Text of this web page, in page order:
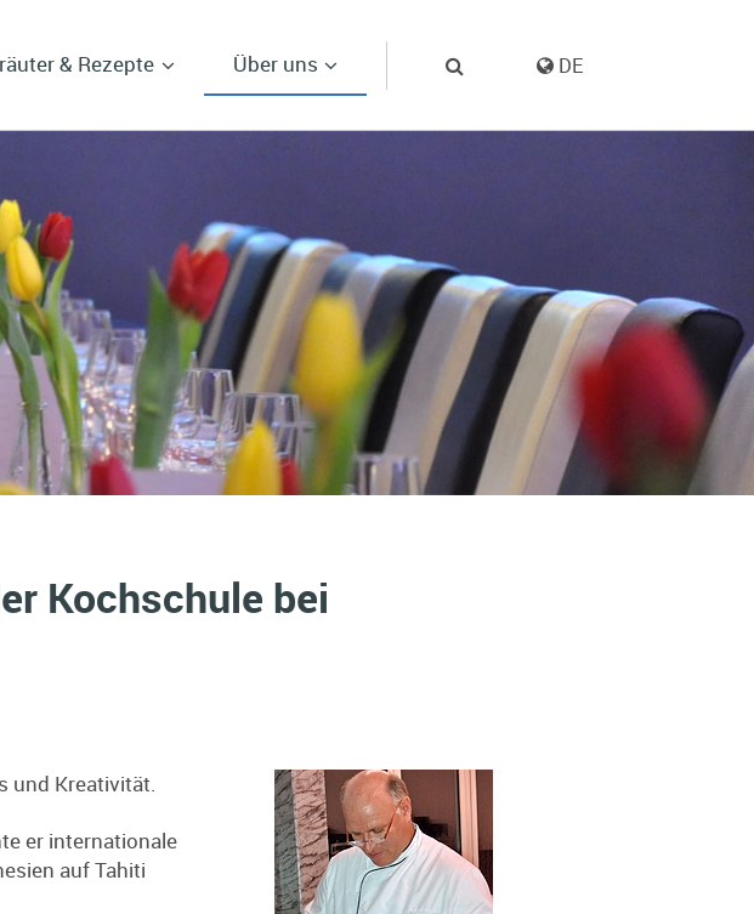
& Rezepte Über uns DE
Kochschule bei
und Kreativität.
er internationale
auf Tahiti